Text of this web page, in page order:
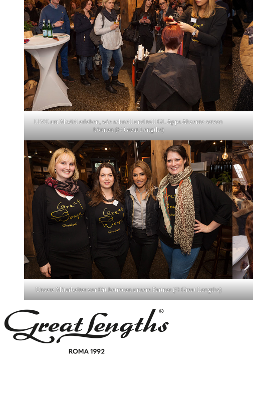
LIVE am Model erleben, wie schnell und toll GL Apps Akzente setzen
können (© Great Lengths)
Unsere Mitarbeiter vor Ort betreuen unsere Partner (© Great Lengths)